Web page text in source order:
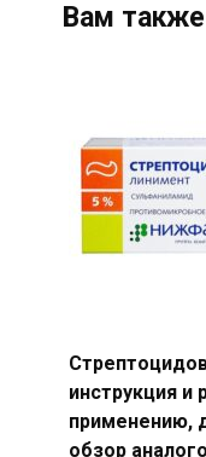
Вам
инструкция и
применению,
обзор